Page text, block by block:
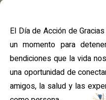
El Día de Acción de
un momento para
bendiciones que la vida
una oportunidad de
amigos, la salud y las